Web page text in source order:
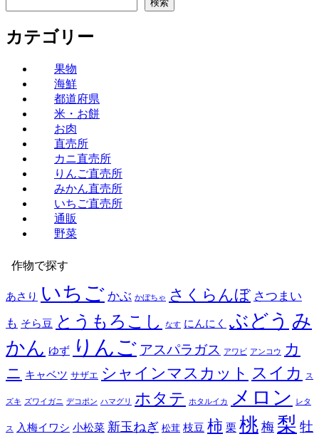
検索
カテゴリー
果物
海鮮
都道府県
米・お餅
お肉
直売所
カニ直売所
りんご直売所
みかん直売所
いちご直売所
通販
野菜
作物で探す
あさり いちご かぶ かぼちゃ さくらんぼ さつまい
も そら豆 とうもろこし なす にんにく ぶどう み
かん ゆず りんご アスパラガス アワビ アンコウ カ
ニ キャベツ サザエ シャインマスカット スイカ ス
ズキ ズワイガニ デコポン ハマグリ ホタテ ホタルイカ メロン レタ
ス 入梅イワシ 小松菜 新玉ねぎ 松茸 枝豆 柿 栗 桃 梅 梨 牡